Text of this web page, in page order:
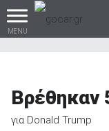
MENU
Βρες
Βρέθηκαν
για Donald Trump